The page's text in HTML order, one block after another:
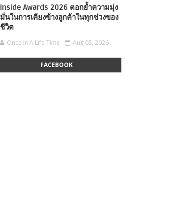
Inside Awards 2026 ตอกย้ำความมุ่ง
มั่นในการเคียงข้างลูกค้าในทุกช่วงของ
ชีวิต
Once In A Life Time Aug 05, 2026
FACEBOOK